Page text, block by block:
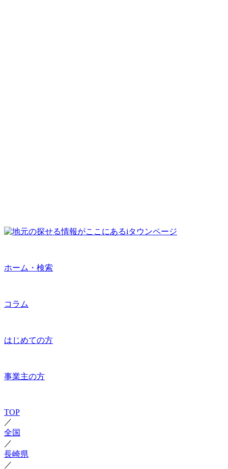
ホーム・検索
コラム
はじめての方
事業主の方
TOP
／
全国
／
長崎県
／